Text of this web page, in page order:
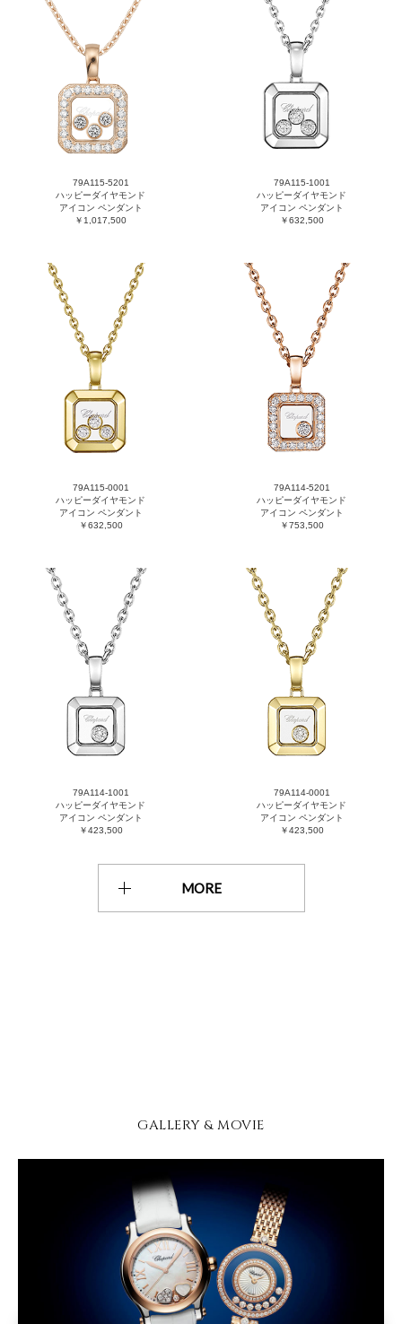
79A115-5201
ハッピーダイヤモンド
アイコン ペンダント
￥1,017,500
79A115-1001
ハッピーダイヤモンド
アイコン ペンダント
￥632,500
79A115-0001
ハッピーダイヤモンド
アイコン ペンダント
￥632,500
79A114-5201
ハッピーダイヤモンド
アイコン ペンダント
￥753,500
79A114-1001
ハッピーダイヤモンド
アイコン ペンダント
￥423,500
79A114-0001
ハッピーダイヤモンド
アイコン ペンダント
￥423,500
MORE
GALLERY & MOVIE